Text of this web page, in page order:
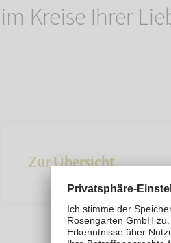
im Kreise Ihrer
Zur Übersicht